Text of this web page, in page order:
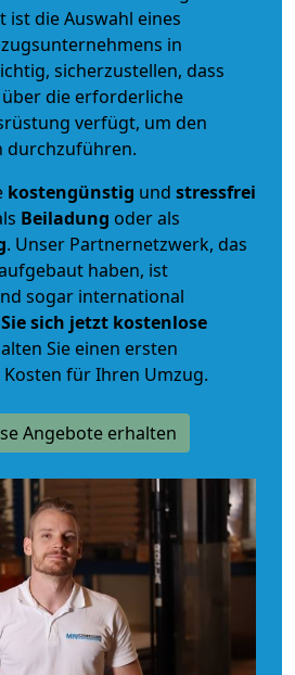
ist die Auswahl eines
in
sicherzustellen, dass
die erforderliche
verfügt, um den
durchzuführen.
kostengünstig und stressfrei
Beiladung oder als
. Unser Partnernetzwerk, das
haben, ist
sogar international
sich jetzt kostenlose
Sie einen ersten
für Ihren Umzug.
Angebote erhalten